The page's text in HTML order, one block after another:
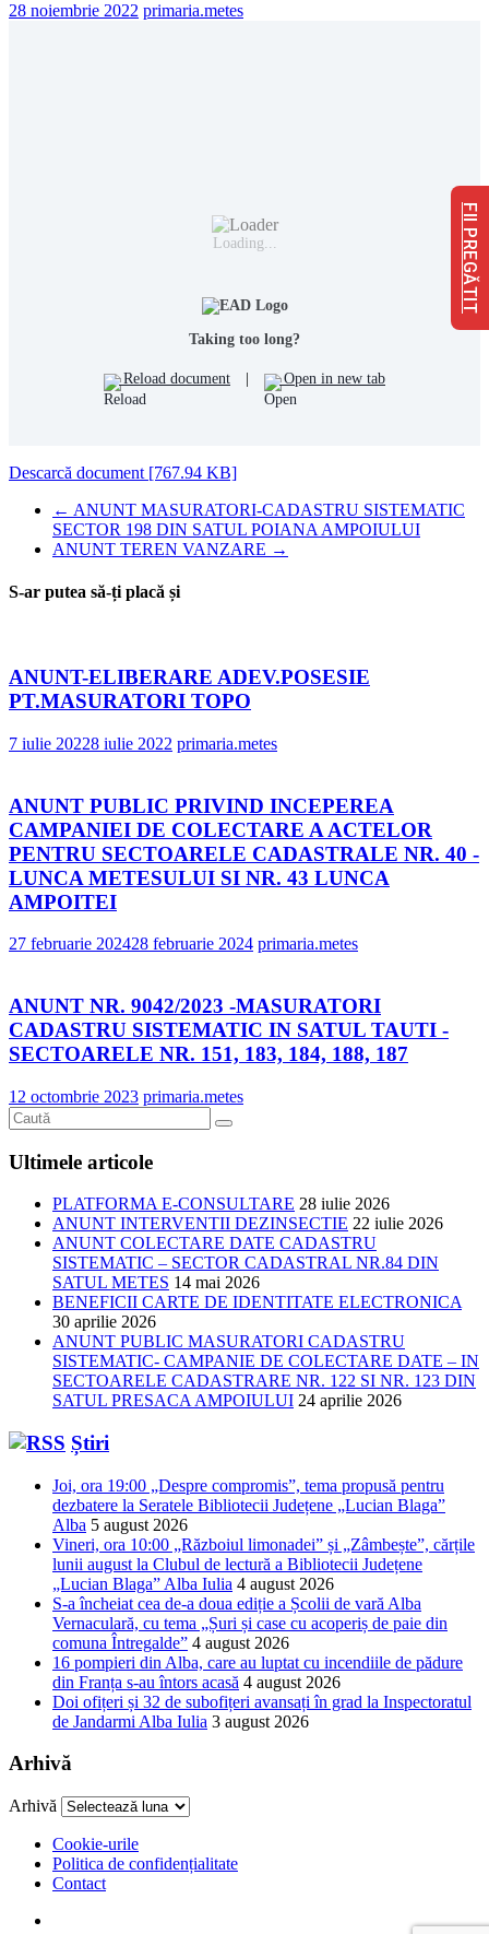
28 noiembrie 2022 primaria.metes
Loading...
Taking too long?
Reload document Open in new tab
Descarcă document [767.94 KB]
← ANUNT MASURATORI-CADASTRU SISTEMATIC
SECTOR 198 DIN SATUL POIANA AMPOIULUI
ANUNT TEREN VANZARE →
S-ar putea să-ți placă și
ANUNT-ELIBERARE ADEV.POSESIE
PT.MASURATORI TOPO
7 iulie 20228 iulie 2022 primaria.metes
ANUNT PUBLIC PRIVIND INCEPEREA
CAMPANIEI DE COLECTARE A ACTELOR
PENTRU SECTOARELE CADASTRALE NR. 40 -
LUNCA METESULUI SI NR. 43 LUNCA
AMPOITEI
27 februarie 202428 februarie 2024 primaria.metes
ANUNT NR. 9042/2023 -MASURATORI
CADASTRU SISTEMATIC IN SATUL TAUTI -
SECTOARELE NR. 151, 183, 184, 188, 187
12 octombrie 2023 primaria.metes
Ultimele articole
PLATFORMA E-CONSULTARE 28 iulie 2026
ANUNT INTERVENTII DEZINSECTIE 22 iulie 2026
ANUNT COLECTARE DATE CADASTRU
SISTEMATIC – SECTOR CADASTRAL NR.84 DIN
SATUL METES 14 mai 2026
BENEFICII CARTE DE IDENTITATE ELECTRONICA
30 aprilie 2026
ANUNT PUBLIC MASURATORI CADASTRU
SISTEMATIC- CAMPANIE DE COLECTARE DATE – IN
SECTOARELE CADASTRARE NR. 122 SI NR. 123 DIN
SATUL PRESACA AMPOIULUI 24 aprilie 2026
Știri
Joi, ora 19:00 „Despre compromis”, tema propusă pentru
dezbatere la Seratele Bibliotecii Județene „Lucian Blaga”
Alba 5 august 2026
Vineri, ora 10:00 „Războiul limonadei” și „Zâmbește”, cărțile
lunii august la Clubul de lectură a Bibliotecii Județene
„Lucian Blaga” Alba Iulia 4 august 2026
S-a încheiat cea de-a doua ediție a Școlii de vară Alba
Vernaculară, cu tema „Șuri și case cu acoperiș de paie din
comuna Întregalde” 4 august 2026
16 pompieri din Alba, care au luptat cu incendiile de pădure
din Franța s-au întors acasă 4 august 2026
Doi ofițeri și 32 de subofițeri avansați în grad la Inspectoratul
de Jandarmi Alba Iulia 3 august 2026
Arhivă
Arhivă
Cookie-urile
Politica de confidențialitate
Contact
FII PREGĂTIT